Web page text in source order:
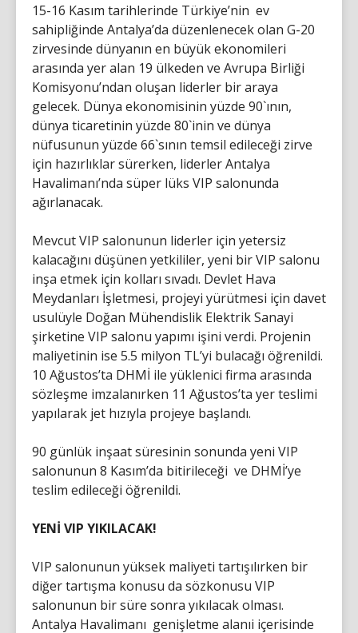
15-16 Kasım tarihlerinde Türkiye’nin ev
sahipliğinde Antalya’da düzenlenecek olan G-20
zirvesinde dünyanın en büyük ekonomileri
arasında yer alan 19 ülkeden ve Avrupa Birliği
Komisyonu’ndan oluşan liderler bir araya
gelecek. Dünya ekonomisinin yüzde 90`ının,
dünya ticaretinin yüzde 80`inin ve dünya
nüfusunun yüzde 66`sının temsil edileceği zirve
için hazırlıklar sürerken, liderler Antalya
Havalimanı’nda süper lüks VIP salonunda
ağırlanacak.
Mevcut VIP salonunun liderler için yetersiz
kalacağını düşünen yetkililer, yeni bir VIP salonu
inşa etmek için kolları sıvadı. Devlet Hava
Meydanları İşletmesi, projeyi yürütmesi için davet
usulüyle Doğan Mühendislik Elektrik Sanayi
şirketine VIP salonu yapımı işini verdi. Projenin
maliyetinin ise 5.5 milyon TL’yi bulacağı öğrenildi.
10 Ağustos’ta DHMİ ile yüklenici firma arasında
sözleşme imzalanırken 11 Ağustos’ta yer teslimi
yapılarak jet hızıyla projeye başlandı.
90 günlük inşaat süresinin sonunda yeni VIP
salonunun 8 Kasım’da bitirileceği ve DHMİ’ye
teslim edileceği öğrenildi.
YENİ VIP YIKILACAK!
VIP salonunun yüksek maliyeti tartışılırken bir
diğer tartışma konusu da sözkonusu VIP
salonunun bir süre sonra yıkılacak olması.
Antalya Havalimanı genişletme alanıi içerisinde